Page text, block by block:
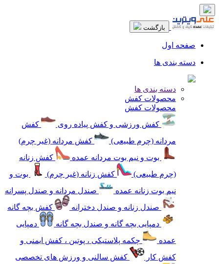
بازگشت
صفحه اول
دسته بندی ها
دسته بندی ها
محصولات کفش
محصولات کفش
کفش ورزشی و کفش پیاده روی
کفش
مردانه (چرم طبیعی)
کفش مردانه (غیر چرم)
بوت و نیم بوت مردانه عمده
کفش زنانه
(چرم طبیعی)
کفش زنانه (غیر چرم)
بوت و
نیم بوت زنانه عمده
صندل مردانه و صندل پسرانه
صندل زنانه و صندل دخترانه
کفش بچه گانه
دمپایی بچه گانه و صندل بچه گانه
دمپایی
عمده
چکمه پلاستیکی ، پوتین ، کفش ایمنی و
کفش کار
کفش سالنی و ورزش های تخصصی